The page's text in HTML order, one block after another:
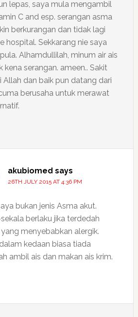
lepas, saya mula mengambil
C and esp. serangan asma
berkurangan dan tidak lagi
hospital. Sekkarang nie saya
Alhamdullilah, minum air ais
kena serangan. ameen.. Sakit
Allah dan baik pun datang dari
berusaha untuk merawat
akubiomed says
26TH JULY 2015 AT 4:36 PM
bukan jenis Asma akut.
berlaku jika terdedah
menyebabkan alergik.
kedaan biasa tiada
ambil ais dan makan ais krim.